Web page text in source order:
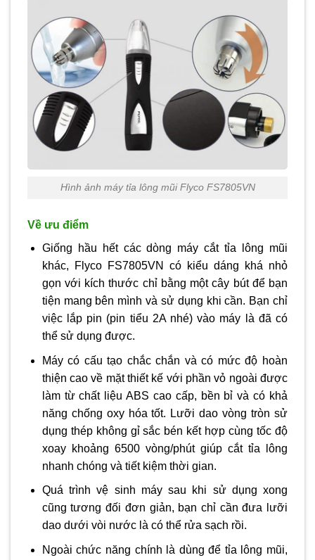
Hình ảnh máy tỉa lông mũi Flyco FS7805VN
Về ưu điểm
Giống hầu hết các dòng máy cắt tỉa lông mũi
khác, Flyco FS7805VN có kiểu dáng khá nhỏ
gọn với kích thước chỉ bằng một cây bút để bạn
tiện mang bên mình và sử dụng khi cần. Bạn chỉ
việc lắp pin (pin tiểu 2A nhé) vào máy là đã có
thể sử dụng được.
Máy có cấu tạo chắc chắn và có mức độ hoàn
thiện cao về mặt thiết kế với phần vỏ ngoài được
làm từ chất liệu ABS cao cấp, bền bỉ và có khả
năng chống oxy hóa tốt. Lưỡi dao vòng tròn sử
dụng thép không gỉ sắc bén kết hợp cùng tốc độ
xoay khoảng 6500 vòng/phút giúp cắt tỉa lông
nhanh chóng và tiết kiệm thời gian.
Quá trình vệ sinh máy sau khi sử dụng xong
cũng tương đối đơn giản, bạn chỉ cần đưa lưỡi
dao dưới vòi nước là có thể rửa sạch rồi.
Ngoài chức năng chính là dùng để tỉa lông mũi,